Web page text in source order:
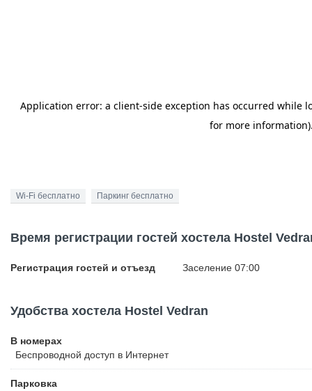
Wi-Fi бесплатно Паркинг бесплатно
Время регистрации гостей хостела Hostel
Регистрация гостей и отъезд Заселение 07:00
Удобства хостела Hostel Vedran
В номерах
Беспроводной доступ в Интернет
Парковка